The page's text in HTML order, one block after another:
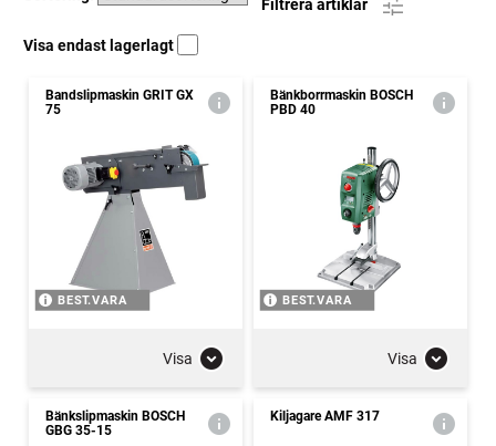
Filtrera artiklar
Visa endast lagerlagt
Bandslipmaskin GRIT GX
75
BEST.VARA
Visa
Bänkborrmaskin BOSCH
PBD 40
BEST.VARA
Visa
Bänkslipmaskin BOSCH
GBG 35-15
Kiljagare AMF 317